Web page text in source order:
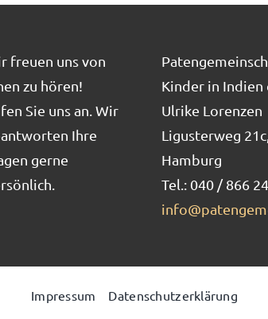
freuen uns von
zu hören!
Sie uns an. Wir
Ihre
gerne
Kinder in Indien
Ulrike Lorenzen
Ligusterweg
Hamburg
Tel.: 040 / 866
Impressum Datenschutzerklärung